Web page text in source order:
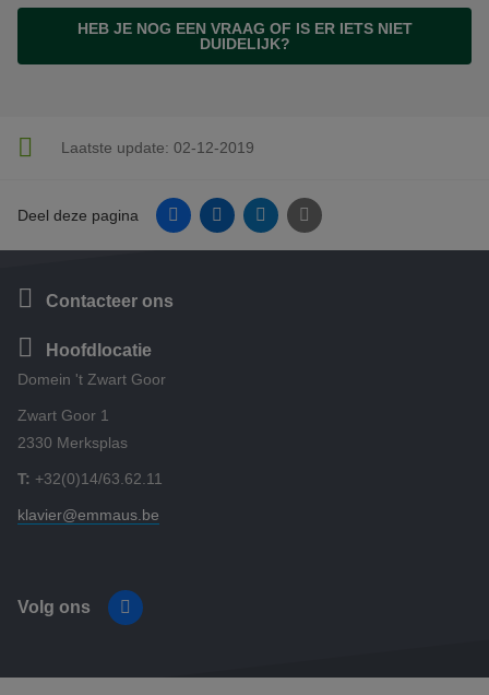
HEB JE NOG EEN VRAAG OF IS ER IETS NIET
DUIDELIJK?
Laatste update: 02-12-2019
Deel deze pagina FacebookLinkedinTwitter E-mail
Contacteer ons
Hoofdlocatie
Domein 't Zwart Goor
Zwart Goor 1
2330 Merksplas
T: +32(0)14/63.62.11
klavier@emmaus.be
Volg ons Facebook